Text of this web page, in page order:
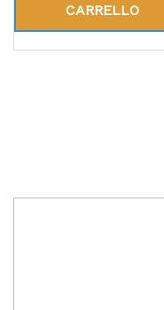
CARRELLO